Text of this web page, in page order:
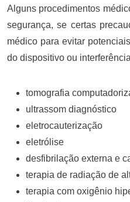
Alguns procedimentos
segurança, se certas
médico para evitar
do dispositivo ou
tomografia
ultrassom diagnóstico
eletrocauterização
eletrólise
desfibrilação externa e
terapia de radiação de
terapia com oxigênio